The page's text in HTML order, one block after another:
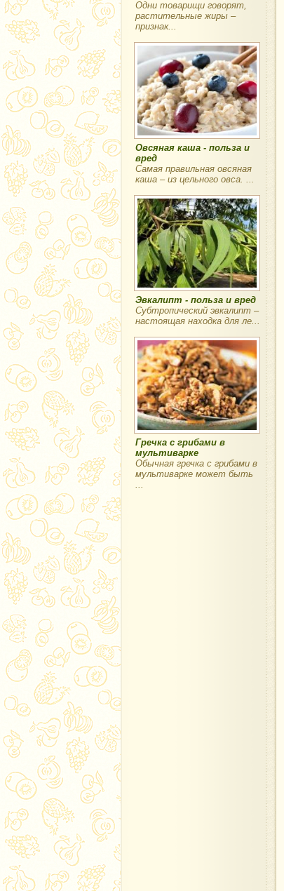
Одни товарищи говорят,
растительные жиры –
признак...
Овсяная каша - польза и
вред
Самая правильная овсяная
каша – из цельного овса. ...
Эвкалипт - польза и вред
Субтропический эвкалипт –
настоящая находка для ле...
Гречка с грибами в
мультиварке
Обычная гречка с грибами в
мультиварке может быть